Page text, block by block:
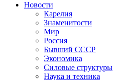
Новости
Карелия
Знаменитости
Мир
Россия
Бывший СССР
Экономика
Силовые структуры
Наука и техника